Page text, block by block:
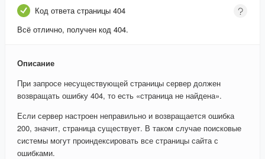
Код ответа страницы 404
Всё отлично, получен код 404.
Описание
При запросе несуществующей страницы сервер должен
возвращать ошибку 404, то есть «страница не найдена».
Если сервер настроен неправильно и возвращается ошибка
200, значит, страница существует. В таком случае поисковые
системы могут проиндексировать все страницы сайта с
ошибками.